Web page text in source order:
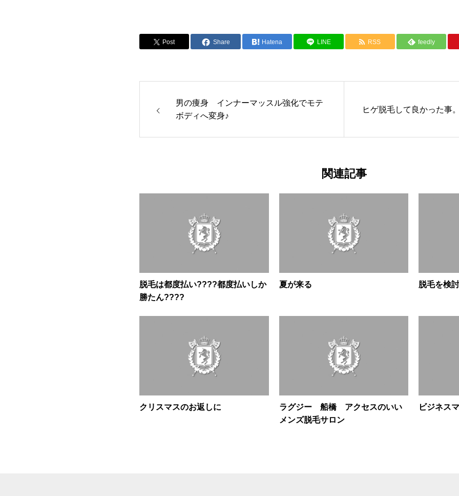
Post Share Hatena LINE RSS feedly
男の痩身 インナーマッスル強化でモテ
ボディへ変身♪
ヒゲ脱毛して良かった事
関連記事
脱毛は都度払い????都度払いしか
勝たん????
夏が来る 脱毛を検
クリスマスのお返しに
ラグジー 船橋 アクセスのいい
メンズ脱毛サロン
ビジネス